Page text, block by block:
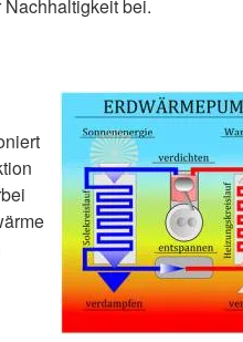
bei.